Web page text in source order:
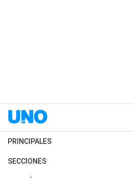
PRINCIPALES
Últimas Noticias
SECCIONES